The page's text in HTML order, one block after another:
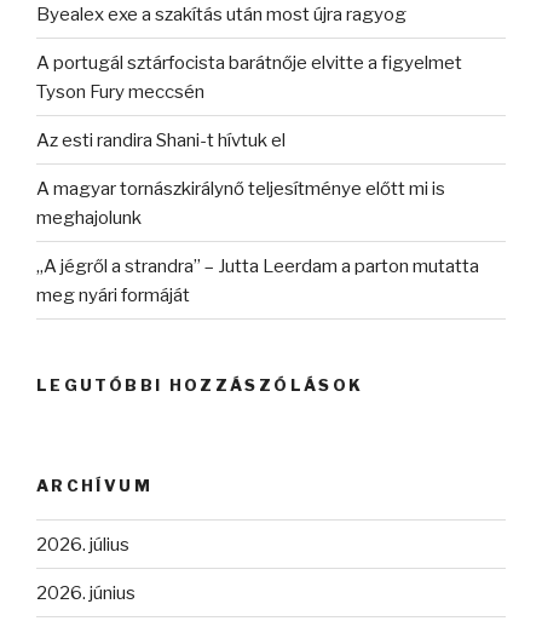
Byealex exe a szakítás után most újra ragyog
A portugál sztárfocista barátnője elvitte a figyelmet
Tyson Fury meccsén
Az esti randira Shani-t hívtuk el
A magyar tornászkirálynő teljesítménye előtt mi is
meghajolunk
„A jégről a strandra” – Jutta Leerdam a parton mutatta
meg nyári formáját
LEGUTÓBBI HOZZÁSZÓLÁSOK
ARCHÍVUM
2026. július
2026. június